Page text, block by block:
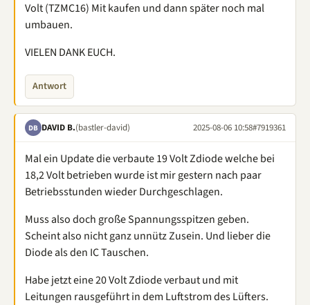
Volt (TZMC16) Mit kaufen und dann später noch mal
umbauen.
VIELEN DANK EUCH.
Antwort
DB DAVID B.(bastler-david) 2025-08-06 10:58#7919361
Mal ein Update die verbaute 19 Volt Zdiode welche bei
18,2 Volt betrieben wurde ist mir gestern nach paar
Betriebsstunden wieder Durchgeschlagen.
Muss also doch große Spannungsspitzen geben.
Scheint also nicht ganz unnütz Zusein. Und lieber die
Diode als den IC Tauschen.
Habe jetzt eine 20 Volt Zdiode verbaut und mit
Leitungen rausgeführt in dem Luftstrom des Lüfters.